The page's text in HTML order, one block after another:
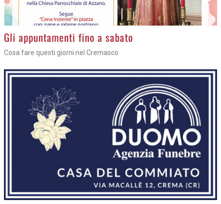
Gli appuntamenti fino a sabato
Cosa fare questi giorni nel Cremasco